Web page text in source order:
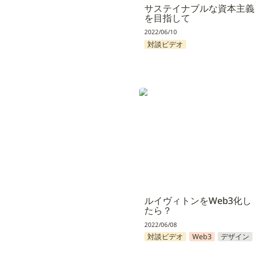
サステイナブルな資本主義
を目指して
2022/06/10
対談ビデオ
ルイヴィトンをWeb3化したら？
ルイヴィトンをWeb3化し
たら？
2022/06/08
対談ビデオ Web3 デザイン